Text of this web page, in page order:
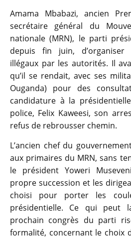
Amama Mbabazi, ancien
secrétaire général du
nationale (MRN), le parti
depuis fin juin, d’organiser
illégaux par les autorités. Il
qu’il se rendait, avec ses
Ouganda) pour des
candidature à la
police, Felix Kaweesi, son
refus de rebrousser chemin.
L’ancien chef du
aux primaires du MRN, sans
le président Yoweri
propre succession et les
choisi pour porter les
présidentielle. Ce qui peut
prochain congrès du parti
formalité, concernant le choix